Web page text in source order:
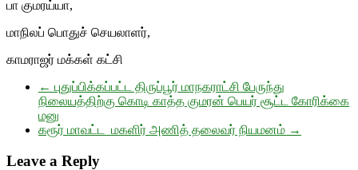
பா குமரய்யா,
மாநிலப் பொதுச் செயலாளர்,
காமராஜர் மக்கள் கட்சி
← புதுப்பிக்கப்பட்ட திருப்பூர் மாநகராட்சி பேருந்து
நிலையத்திற்கு கொடி காத்த குமரன் பெயர் சூட்ட கோரிக்கை
மனு
கரூர் மாவட்ட மகளிர் அணித் தலைவர் நியமனம் →
Leave a Reply